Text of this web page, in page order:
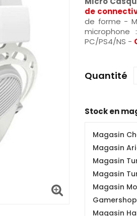
de
de forme -
microphone
PC/PS4/NS -
Quantité
Stock en
Magasin
Magasin
Magasin
Magasin
Magasin
Magasin